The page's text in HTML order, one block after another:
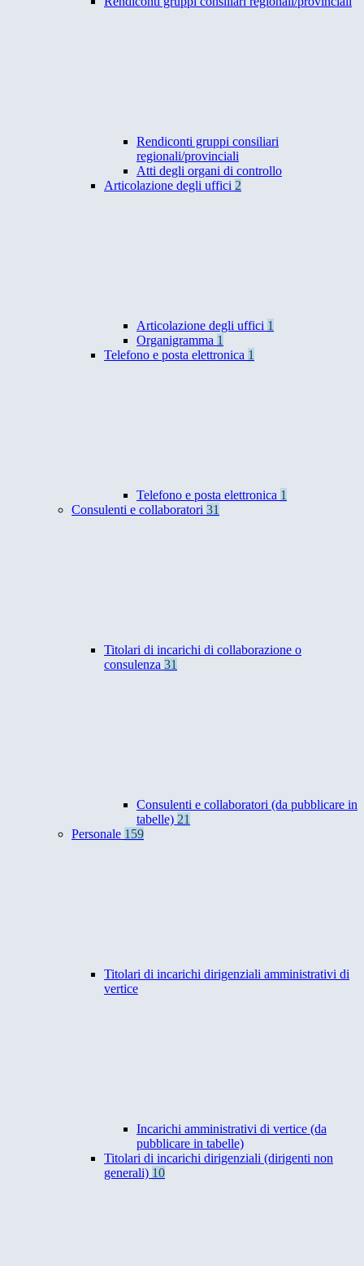
Rendiconti gruppi consiliari
regionali/provinciali
Atti degli organi di controllo
Articolazione degli uffici 2
Articolazione degli uffici 1
Organigramma 1
Telefono e posta elettronica 1
Telefono e posta elettronica 1
Consulenti e collaboratori 31
Titolari di incarichi di collaborazione o
consulenza 31
Consulenti e collaboratori (da pubblicare in
tabelle) 21
Personale 159
Titolari di incarichi dirigenziali amministrativi di
vertice
Incarichi amministrativi di vertice (da
pubblicare in tabelle)
Titolari di incarichi dirigenziali (dirigenti non
generali) 10